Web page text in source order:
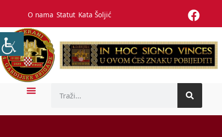
O nama Statut Kata Šoljić